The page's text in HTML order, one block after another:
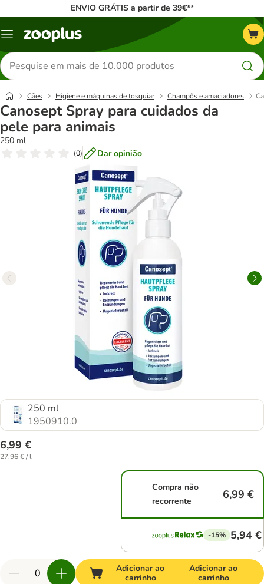
ENVIO GRÁTIS a partir de 39€**
Menu
Pesquisar
produtos
Cães Higiene e máquinas de tosquiar Champôs e amaciadores
Canosept Spray para cuidados da
pele para animais
250 ml
(0) Dar opinião
250 ml
1950910.0
6,99 €
27,96 € / l
Compra não
recorrente
6,99 €
-15% 5,94 €
Adicionar ao
carrinho
Adicionar ao
carrinho